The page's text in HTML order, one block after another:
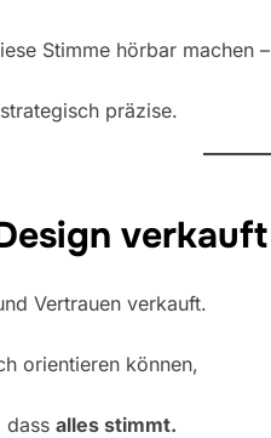
Stimme hörbar machen –
präzise.
verkauft
Vertrauen verkauft.
orientieren können,
dass alles stimmt.